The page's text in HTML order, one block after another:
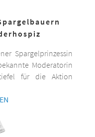
Spargelprinzessin
Moderatorin
für die Aktion